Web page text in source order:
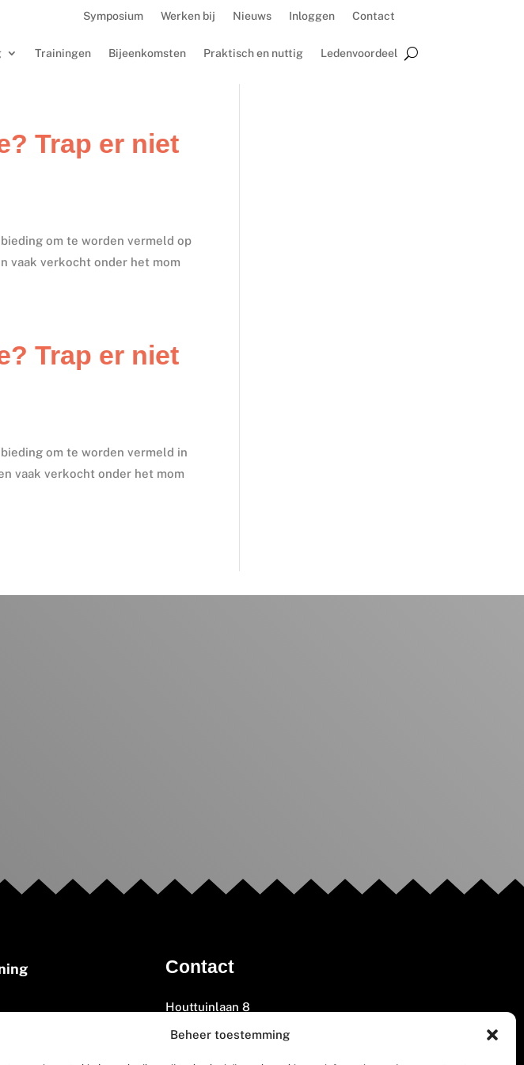
Beheer toestemming
Symposium Werken bij Nieuws Inloggen Contact
Trainingen Bijeenkomsten Praktisch en nuttig Ledenvoordeel
Trap er niet
om te worden vermeld op
vaak verkocht onder het mom
Trap er niet
om te worden vermeld in
vaak verkocht onder het mom
Contact
Houttuinlaan 8
3447 GM Woerden
(0348) 405 200